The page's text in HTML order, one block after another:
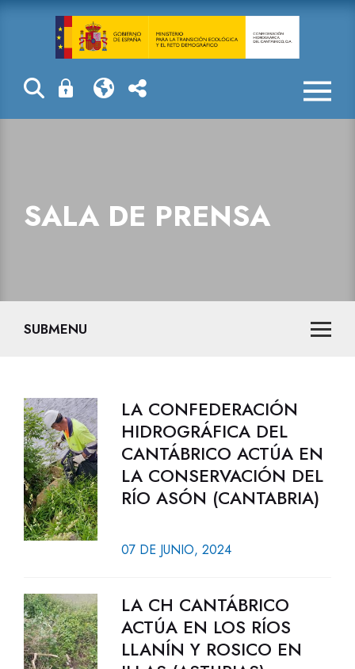
Sala de prensa
SALA DE PRENSA
SUBMENU
LA CONFEDERACIÓN
HIDROGRÁFICA DEL
CANTÁBRICO ACTÚA EN
LA CONSERVACIÓN DEL
RÍO ASÓN (CANTABRIA)
07 DE JUNIO, 2024
LA CH CANTÁBRICO
ACTÚA EN LOS RÍOS
LLANÍN Y ROSICO EN